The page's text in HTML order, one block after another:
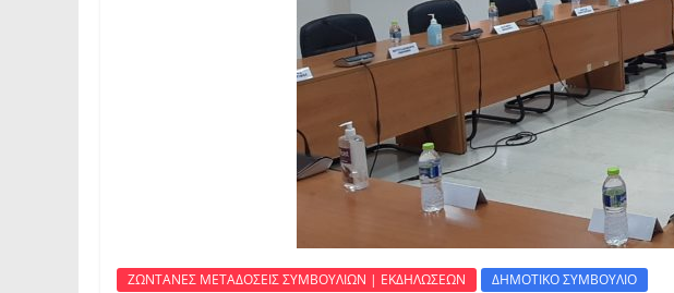
ΖΩΝΤΑΝΕΣ ΜΕΤΑΔΟΣΕΙΣ ΣΥΜΒΟΥΛΙΩΝ | ΕΚΔΗΛΩΣΕΩΝ ΔΗΜΟΤΙΚΟ ΣΥΜΒΟΥΛΙΟ